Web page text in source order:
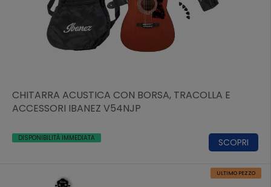
CHITARRA ACUSTICA CON BORSA, TRACOLLA E
ACCESSORI IBANEZ V54NJP
DISPONIBILITÀ IMMEDIATA SCOPRI
ULTIMO PEZZO